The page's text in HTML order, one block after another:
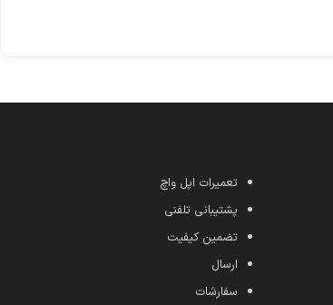
تعمیرات اپل واچ
پشتیبانی تلفنی
تضمین کیفیت
ارسال
سفارشات